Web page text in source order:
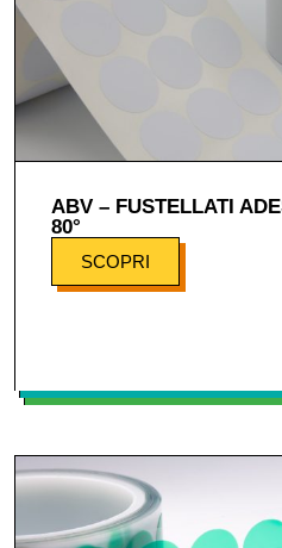
ABV – FUSTELLATI
80°
SCOPRI